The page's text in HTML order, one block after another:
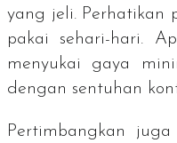
yang jeli. Perhatikan
pakai sehari-hari.
menyukai gaya
dengan sentuhan
Pertimbangkan